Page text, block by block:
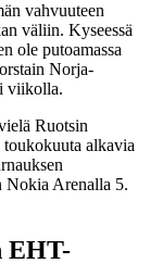
vahvuuteen
väliin. Kyseessä
ole putoamassa
Norja-
viikolla.
Ruotsin
alkavia
Nokia Arenalla 5.
EHT-